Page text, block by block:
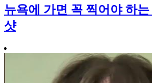
뉴욕에 가면 꼭 찍어야 하
샷